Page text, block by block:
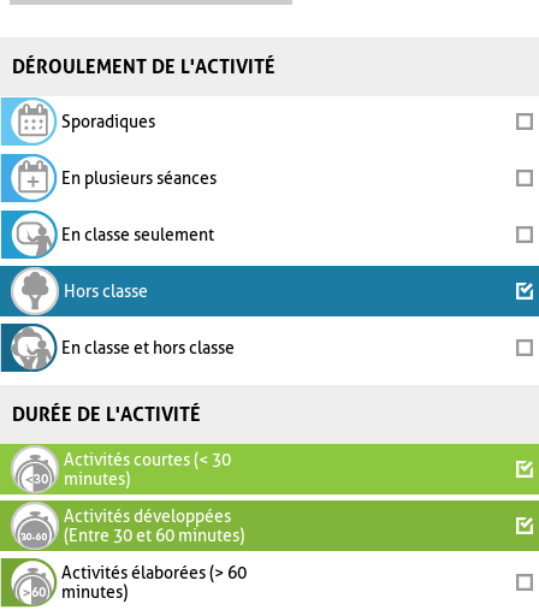
DÉROULEMENT DE L'ACTIVITÉ
Sporadiques
En plusieurs séances
En classe seulement
Hors classe
En classe et hors classe
DURÉE DE L'ACTIVITÉ
Activités courtes (< 30
minutes)
Activités développées
(Entre 30 et 60 minutes)
Activités élaborées (> 60
minutes)